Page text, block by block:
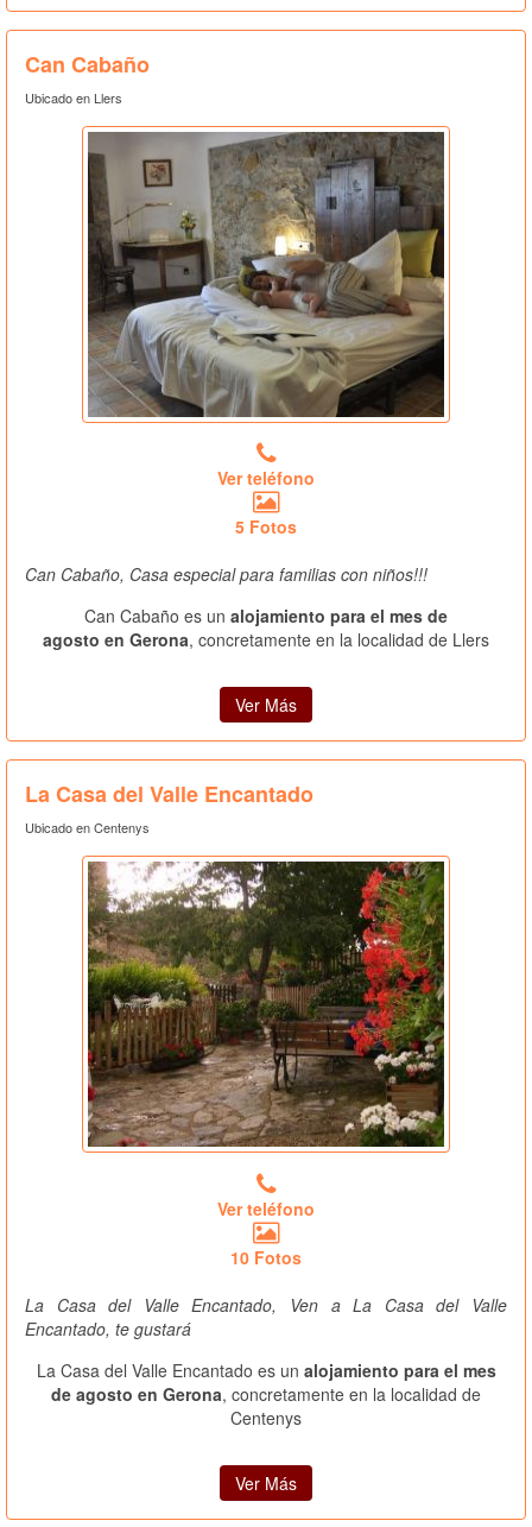
Can Cabaño
Ubicado en Llers
Ver teléfono
5 Fotos
Can Cabaño, Casa especial para familias con niños!!!
Can Cabaño es un alojamiento para el mes de
agosto en Gerona, concretamente en la localidad de Llers
Ver Más
La Casa del Valle Encantado
Ubicado en Centenys
Ver teléfono
10 Fotos
La Casa del Valle Encantado, Ven a La Casa del Valle
Encantado, te gustará
La Casa del Valle Encantado es un alojamiento para el mes
de agosto en Gerona, concretamente en la localidad de
Centenys
Ver Más